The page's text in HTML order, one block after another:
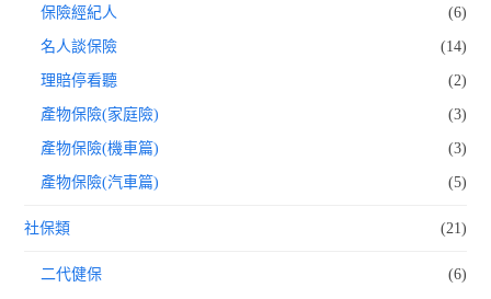
保險經紀人 (6)
名人談保險 (14)
理賠停看聽 (2)
產物保險(家庭險) (3)
產物保險(機車篇) (3)
產物保險(汽車篇) (5)
社保類 (21)
二代健保 (6)